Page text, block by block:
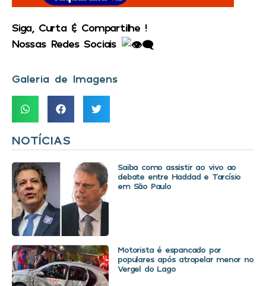
Siga, Curta & Compartilhe !
Nossas Redes Sociais
Galeria de Imagens
NOTÍCIAS
Saiba como assistir ao vivo ao
debate entre Haddad e Tarcísio
em São Paulo
Motorista é espancado por
populares após atropelar menor no
Vergel do Lago